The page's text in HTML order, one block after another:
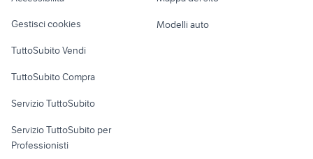
Informatica
Gestisci cookies
TuttoSubito Vendi
TuttoSubito Compra
Servizio TuttoSubito
Servizio TuttoSubito per
Professionisti
Modelli auto